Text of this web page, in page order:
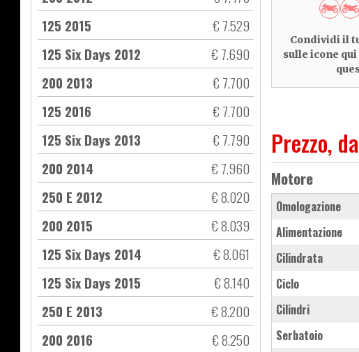
125 2015
€ 7.529
125 Six Days 2012
€ 7.690
200 2013
€ 7.700
125 2016
€ 7.700
125 Six Days 2013
€ 7.790
200 2014
€ 7.960
250 E 2012
€ 8.020
200 2015
€ 8.039
125 Six Days 2014
€ 8.061
125 Six Days 2015
€ 8.140
250 E 2013
€ 8.200
200 2016
€ 8.250
Condividi il
sulle icone
Prezzo,
Motore
Omologazione
Alimentazione
Cilindrata
Ciclo
Cilindri
Serbatoio